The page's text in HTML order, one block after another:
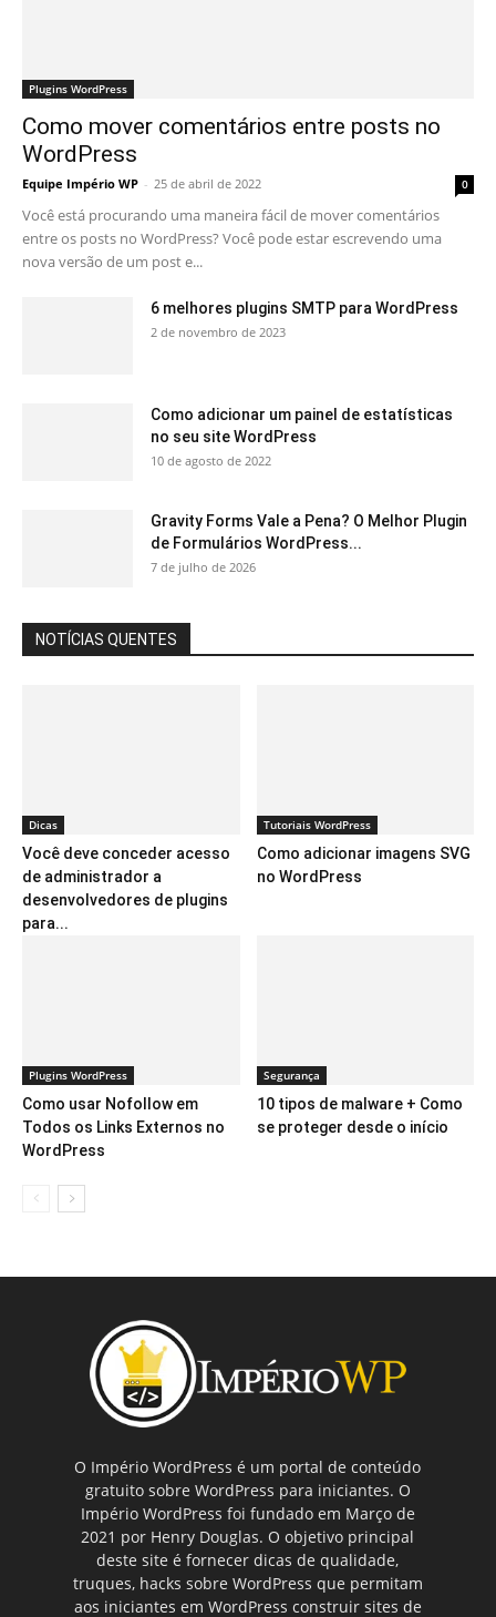
Plugins WordPress
Como mover comentários entre posts no
WordPress
Equipe Império WP - 25 de abril de 2022 0
Você está procurando uma maneira fácil de mover comentários
entre os posts no WordPress? Você pode estar escrevendo uma
nova versão de um post e...
6 melhores plugins SMTP para WordPress
2 de novembro de 2023
Como adicionar um painel de estatísticas
no seu site WordPress
10 de agosto de 2022
Gravity Forms Vale a Pena? O Melhor Plugin
de Formulários WordPress...
7 de julho de 2026
NOTÍCIAS QUENTES
Dicas
Você deve conceder acesso
de administrador a
desenvolvedores de plugins
para...
Tutoriais WordPress
Como adicionar imagens SVG
no WordPress
Plugins WordPress
Como usar Nofollow em
Todos os Links Externos no
WordPress
Segurança
10 tipos de malware + Como
se proteger desde o início
O Império WordPress é um portal de conteúdo
gratuito sobre WordPress para iniciantes. O
Império WordPress foi fundado em Março de
2021 por Henry Douglas. O objetivo principal
deste site é fornecer dicas de qualidade,
truques, hacks sobre WordPress que permitam
aos iniciantes em WordPress construir sites de